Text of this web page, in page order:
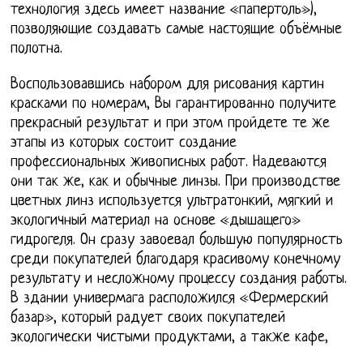
технология здесь имеет название «папертоль»),
позволяющие создавать самые настоящие объёмные
полотна.
Воспользовавшись набором для рисования картин
красками по номерам, Вы гарантированно получите
прекрасный результат и при этом пройдете те же
этапы из которых состоит создание
профессиональных живописных работ. Надеваются
они так же, как и обычные линзы. При производстве
цветных линз используется ультратонкий, мягкий и
экологичный материал на основе «дышащего»
гидрогеля. Он сразу завоевал большую популярность
среди покупателей благодаря красивому конечному
результату и несложному процессу создания работы.
В здании универмага расположился «Фермерский
базар», который радует своих покупателей
экологически чистыми продуктами, а также кафе,